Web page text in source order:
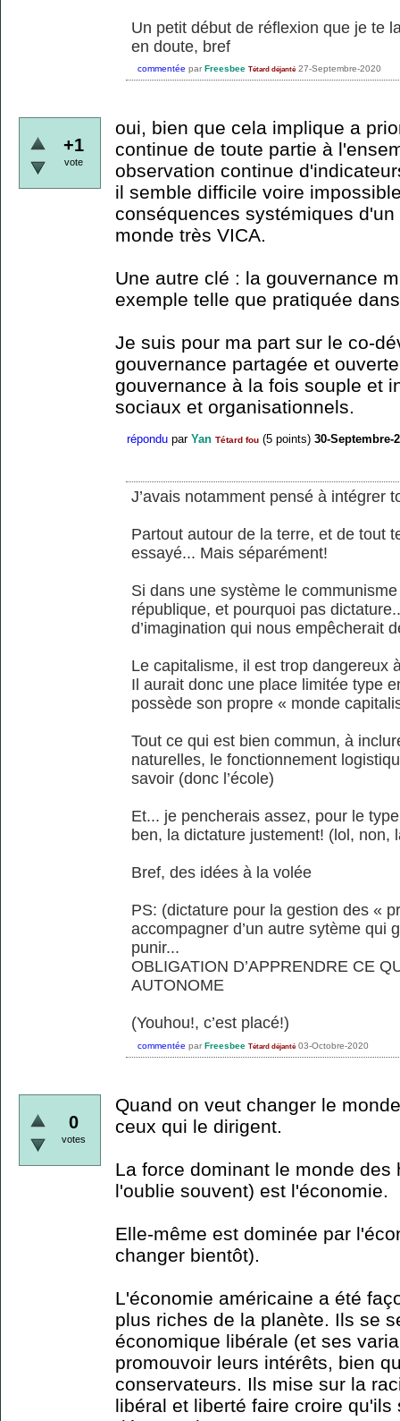
Un petit début de réflexion que je te
en doute, bref
commentée par Freesbee Tétard déjanté 27-Septembre-2020
+1
vote
oui, bien que cela implique a
continue de toute partie à
observation continue
il semble difficile voire
conséquences systémiques
monde très VICA.
Une autre clé : la gouvernance
exemple telle que pratiquée
Je suis pour ma part sur le co-
gouvernance partagée et
gouvernance à la fois souple et
sociaux et organisationnels.
répondu par Yan Tétard fou (5 points) 30-Septembre-
J’avais notamment pensé à intégrer
Partout autour de la terre, et de tout
essayé... Mais séparément!
Si dans une système le
république, et pourquoi pas
d’imagination qui nous empêcherait
Le capitalisme, il est trop dangereux
Il aurait donc une place limitée type
possède son propre « monde
Tout ce qui est bien commun, à
naturelles, le fonctionnement
savoir (donc l’école)
Et... je pencherais assez, pour le
ben, la dictature justement! (lol, non,
Bref, des idées à la volée
PS: (dictature pour la gestion des «
accompagner d’un autre sytème qui
punir...
OBLIGATION D’APPRENDRE CE
AUTONOME
(Youhou!, c’est placé!)
commentée par Freesbee Tétard déjanté 03-Octobre-2020
0
votes
Quand on veut changer le
ceux qui le dirigent.
La force dominant le monde
l'oublie souvent) est l'économie.
Elle-même est dominée par
changer bientôt).
L'économie américaine a été
plus riches de la planète. Ils se
économique libérale (et ses
promouvoir leurs intérêts, bien
conservateurs. Ils mise sur la
libéral et liberté faire croire